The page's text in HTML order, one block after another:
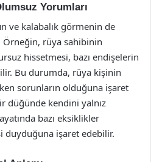
Yorumları
ve kalabalık görmenin de
rüya sahibinin
hissetmesi, bazı endişelerin
Bu durumda, rüya kişinin
sorunların olduğuna işaret
düğünde kendini yalnız
bazı eksiklikler
duyduğuna işaret edebilir.